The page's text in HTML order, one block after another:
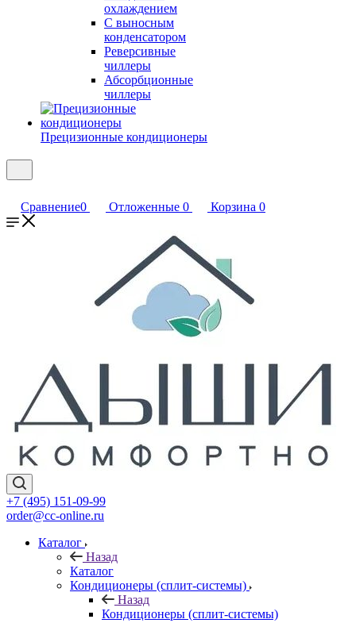
охлаждением
С выносным
конденсатором
Реверсивные
чиллеры
Абсорбционные
чиллеры
Прецизионные кондиционеры
Сравнение0 Отложенные 0 Корзина 0
+7 (495) 151-09-99
order@cc-online.ru
Каталог
Назад
Каталог
Кондиционеры (сплит-системы)
Назад
Кондиционеры (сплит-системы)